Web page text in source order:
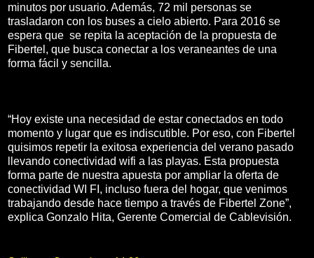
minutos por usuario. Además, 72 mil personas se
trasladaron con los buses a cielo abierto. Para 2016 se
espera que se repita la aceptación de la propuesta de
Fibertel, que busca conectar a los veraneantes de una
forma fácil y sencilla.
“Hoy existe una necesidad de estar conectados en todo
momento y lugar que es indiscutible. Por eso, con Fibertel
quisimos repetir la exitosa experiencia del verano pasado
llevando conectividad wifi a las playas. Esta propuesta
forma parte de nuestra apuesta por ampliar la oferta de
conectividad WI FI, incluso fuera del hogar, que venimos
trabajando desde hace tiempo a través de Fibertel Zone”,
explica Gonzalo Hita, Gerente Comercial de Cablevisión.